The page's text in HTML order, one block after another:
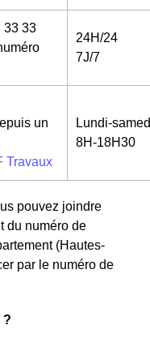
33 33
24H/24
7J/7
un
Travaux
Lundi-
8H-18H30
pouvez joindre
du numéro de
(Hautes-
par le numéro de
?